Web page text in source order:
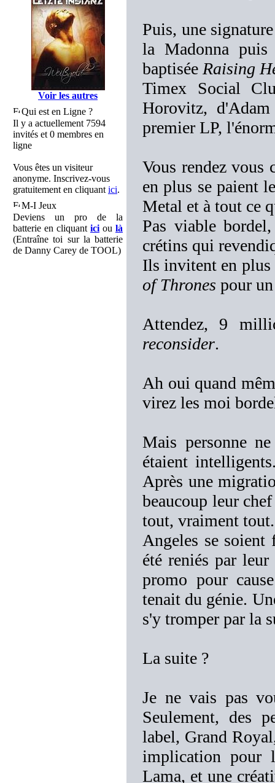
Voir les autres
Qui est en Ligne ?
Il y a actuellement 7594
invités et 0 membres en
ligne
Vous êtes un visiteur
anonyme. Inscrivez-vous
gratuitement en cliquant ici.
M-I Jeux
Deviens un pro de la
batterie en cliquant ici ou là
(Entraîne toi sur la batterie
de Danny Carey de TOOL)
Puis, une
la Madonna
baptisée Raising
Timex Social
Horovitz,
premier LP,
Vous rendez vous
en plus se paient
Metal et à tout ce
Pas viable
crétins qui
Ils invitent en
of Thrones pour
Attendez, 9
reconsider.
Ah oui quand
virez les moi
Mais personne
étaient
Après une
beaucoup leur
tout, vraiment
Angeles se
été reniés par
promo pour
tenait du génie.
s'y tromper par la
La suite ?
Je ne vais pas
Seulement, des
label, Grand
implication pour
Lama, et une